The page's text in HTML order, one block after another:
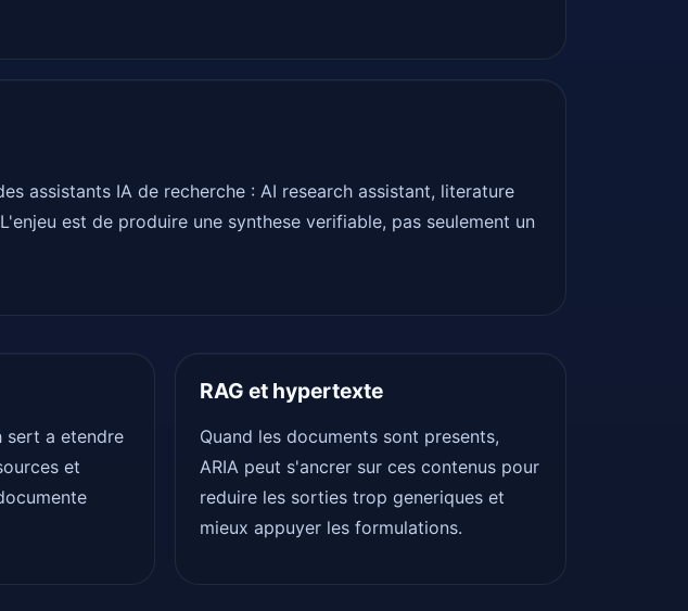
assistants IA de recherche : AI research assistant, literature
est de produire une synthese verifiable, pas seulement un
sert a etendre
et
RAG et hypertexte
Quand les documents sont presents,
ARIA peut s'ancrer sur ces contenus pour
reduire les sorties trop generiques et
mieux appuyer les formulations.